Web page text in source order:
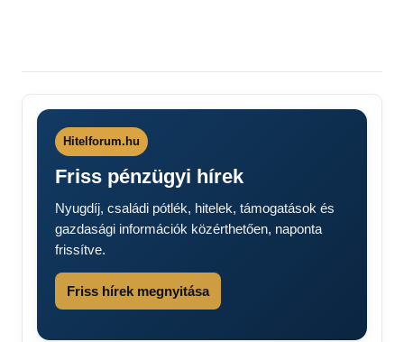
Hitelforum.hu
Friss pénzügyi hírek
Nyugdíj, családi pótlék, hitelek, támogatások és
gazdasági információk közérthetően, naponta
frissítve.
Friss hírek megnyitása